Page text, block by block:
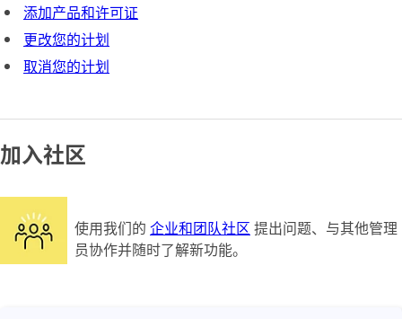
添加产品和许可证
更改您的计划
取消您的计划
加入社区
使用我们的 企业和团队社区 提出问题、与其他管理
员协作并随时了解新功能。